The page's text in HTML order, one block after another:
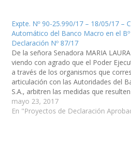
Expte. Nº 90-25.990/17 – 18/05/17 –
Automático del Banco Macro en el
Declaración Nº 87/17
De la señora Senadora MARIA
viendo con agrado que el Poder
a través de los organismos que
articulación con las Autoridades del
S.A., arbitren las medidas que
los fines que se instale un Cajero
Entidad Bancaria,…
mayo 23, 2017
En "Proyectos de Declaración